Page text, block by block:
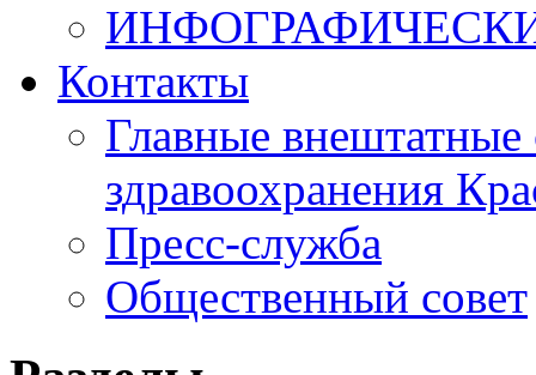
Контакты
Главные внештатные
здравоохранения
Пресс-служба
Общественный совет